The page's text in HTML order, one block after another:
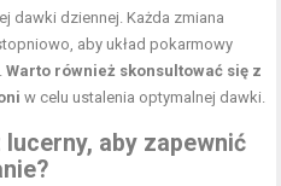
dawki dziennej. Każda zmiana
aby układ pokarmowy
Warto również skonsultować się z
w celu ustalenia optymalnej dawki.
aby zapewnić